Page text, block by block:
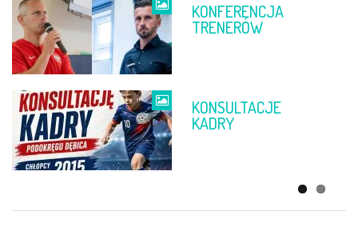
KONFERENCJA
TRENERÓW
KONSULTACJE
KADRY
FINAŁ PP
DĘBICA –
ŻYCZENIA
WIELKANOCNE